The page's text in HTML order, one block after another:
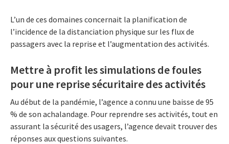
L’un de ces domaines concernait la planification de
l’incidence de la distanciation physique sur les flux de
passagers avec la reprise et l’augmentation des activités.
Mettre à profit les simulations de foules
pour une reprise sécuritaire des activités
Au début de la pandémie, l’agence a connu une baisse de 95
% de son achalandage. Pour reprendre ses activités, tout en
assurant la sécurité des usagers, l’agence devait trouver des
réponses aux questions suivantes.